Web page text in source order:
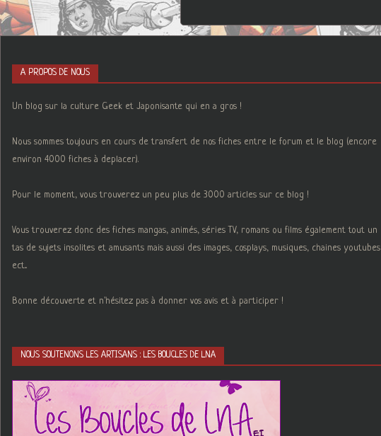
A PROPOS DE NOUS
Un blog sur la culture Geek et Japonisante qui en a gros !
Nous sommes toujours en cours de transfert de nos fiches entre le forum et le blog (encore
environ 4000 fiches à deplacer).
Pour le moment, vous trouverez un peu plus de 3000 articles sur ce blog !
Vous trouverez donc des fiches mangas, animés, séries TV, romans ou films également tout un
tas de sujets insolites et amusants mais aussi des images, cosplays, musiques, chaines youtubes
ect...
Bonne découverte et n'hésitez pas à donner vos avis et à participer !
NOUS SOUTENONS LES ARTISANS : LES BOUCLES DE LNA